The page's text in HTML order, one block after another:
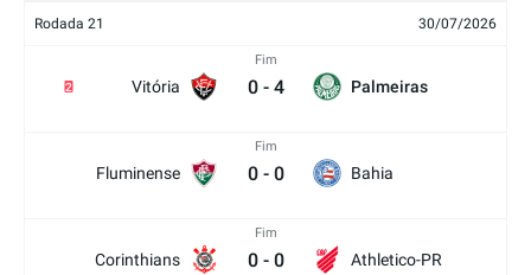
Rodada 21 30/07/2026
Vitória
2
Fim
0 - 4 Palmeiras
Fluminense
Fim
0 - 0 Bahia
Corinthians
Fim
0 - 0 Athletico-PR